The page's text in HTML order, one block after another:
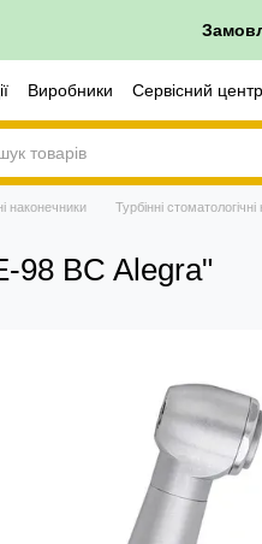
Виробники Сервісний центр
наконечники
Турбінні
98 BC Alegra"